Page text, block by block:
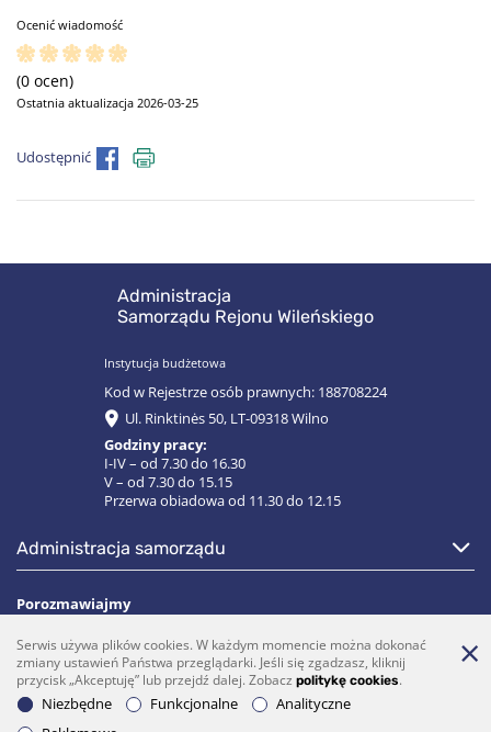
Ocenić wiadomość
(0 ocen)
Ostatnia aktualizacja 2026-03-25
Udostępnić
Administracja
Samorządu Rejonu Wileńskiego
Instytucja budżetowa
Kod w Rejestrze osób prawnych: 188708224
Ul. Rinktinės 50, LT-09318 Wilno
Godziny pracy:
I-IV – od 7.30 do 16.30
V – od 7.30 do 15.15
Przerwa obiadowa od 11.30 do 12.15
administracja samorządu
Porozmawiajmy
(0 5)  275 1990 vrsa@vrsa.lt
Facebook Youtube
Serwis używa plików cookies. W każdym momencie można dokonać
zmiany ustawień Państwa przeglądarki. Jeśli się zgadzasz, kliknij
przycisk „Akceptuję” lub przejdź dalej. Zobacz politykę cookies.
Niezbędne
Funkcjonalne
Analityczne